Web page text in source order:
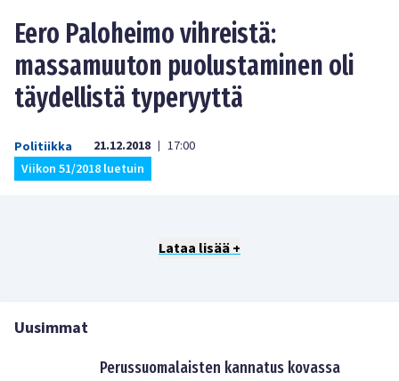
Eero Paloheimo vihreistä:
massamuuton puolustaminen oli
täydellistä typeryyttä
Politiikka 21.12.2018 | 17:00
Viikon 51/2018 luetuin
Lataa lisää +
Uusimmat
Perussuomalaisten kannatus kovassa